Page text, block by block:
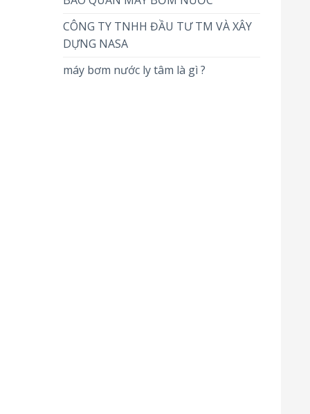
CÔNG TY TNHH ĐẦU TƯ TM VÀ XÂY
DỰNG NASA
máy bơm nước ly tâm là gì ?